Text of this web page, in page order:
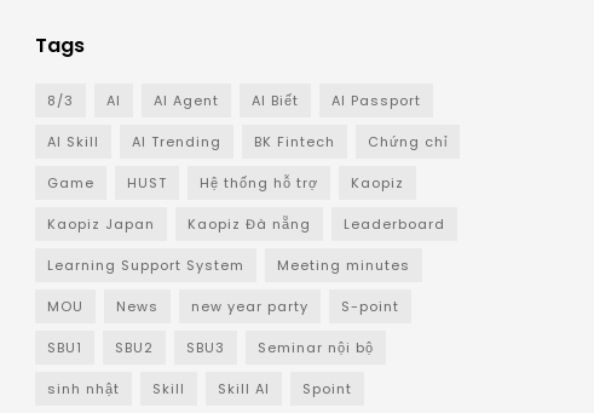
Tags
8/3 AI AI Agent AI Biết AI Passport
AI Skill AI Trending BK Fintech Chứng chỉ
Game HUST Hệ thống hỗ trợ Kaopiz
Kaopiz Japan Kaopiz Đà nẵng Leaderboard
Learning Support System Meeting minutes
MOU News new year party S-point
SBU1 SBU2 SBU3 Seminar nội bộ
sinh nhật Skill Skill AI Spoint